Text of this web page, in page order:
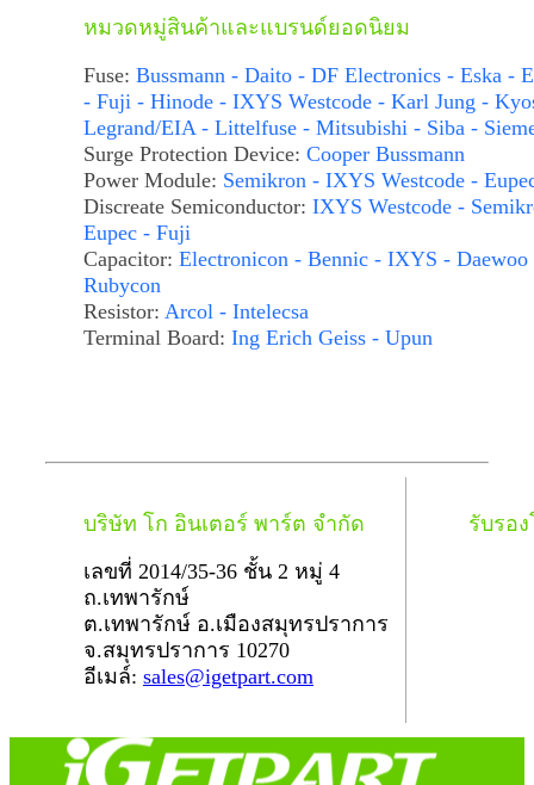
หมวดหมู่สินค้าและแบรนด์ยอดนิยม
Fuse: Bussmann - Daito - DF Electronics - Eska -
- Fuji - Hinode - IXYS Westcode - Karl Jung -
Legrand/EIA - Littelfuse - Mitsubishi - Siba -
Surge Protection Device: Cooper Bussmann
Power Module: Semikron - IXYS Westcode -
Discreate Semiconductor: IXYS Westcode -
Eupec - Fuji
Capacitor: Electronicon - Bennic - IXYS - Daewoo
Rubycon
Resistor: Arcol - Intelecsa
Terminal Board: Ing Erich Geiss - Upun
บริษัท โก อินเตอร์ พาร์ต จำกัด
เลขที่ 2014/35-36 ชั้น 2 หมู่ 4
ถ.เทพารักษ์
ต.เทพารักษ์ อ.เมืองสมุทรปราการ
จ.สมุทรปราการ 10270
อีเมล์: sales@igetpart.com
รับรอ